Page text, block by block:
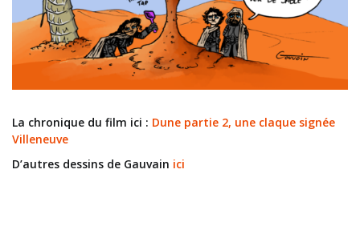
La chronique du film ici : Dune partie 2, une claque signée
Villeneuve
D’autres dessins de Gauvain ici